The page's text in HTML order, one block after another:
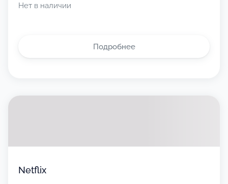
Нет в наличии
Подробнее
Netflix